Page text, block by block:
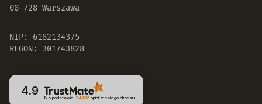
00-728 Warszawa
NIP: 6182134375
REGON: 301743828
4.9
Na podstawie 24 676opinii z całego okresu